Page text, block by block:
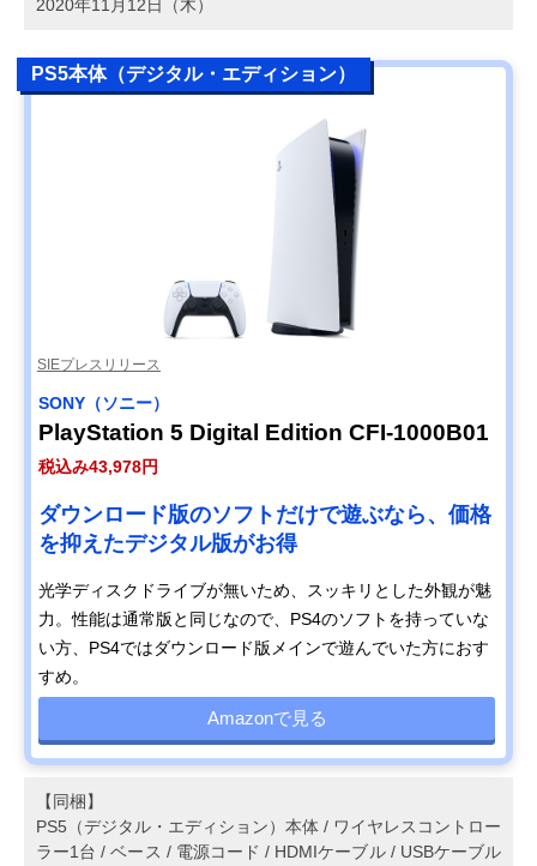
2020年11月12日（木）
PS5本体（デジタル・エディション）
SIEプレスリリース
SONY（ソニー）
PlayStation 5 Digital Edition CFI-1000B01
税込み43,978円
ダウンロード版のソフトだけで遊ぶなら、価格
を抑えたデジタル版がお得
光学ディスクドライブが無いため、スッキリとした外観が魅
力。性能は通常版と同じなので、PS4のソフトを持っていな
い方、PS4ではダウンロード版メインで遊んでいた方におす
すめ。
Amazonで見る
【同梱】
PS5（デジタル・エディション）本体 / ワイヤレスコントロー
ラー1台 / ベース / 電源コード / HDMIケーブル / USBケーブル